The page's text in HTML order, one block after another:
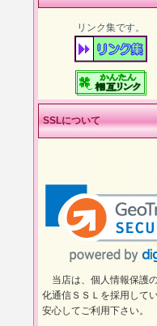
リンク集です。
SSLについて
当店は、個人情報保護
化通信ＳＳＬを採用してい
安心してご利用下さい。